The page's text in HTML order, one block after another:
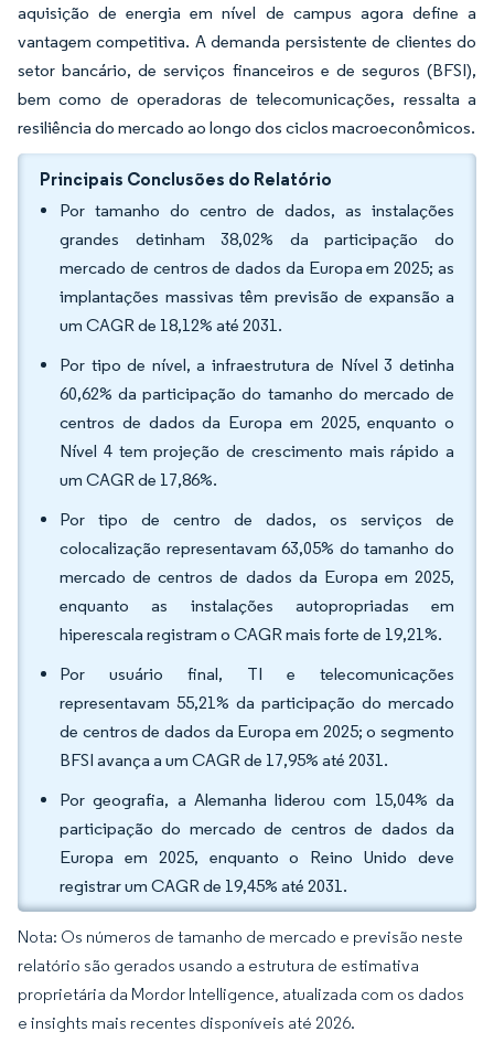
aquisição de energia em nível de campus agora define a
vantagem competitiva. A demanda persistente de clientes do
setor bancário, de serviços financeiros e de seguros (BFSI),
bem como de operadoras de telecomunicações, ressalta a
resiliência do mercado ao longo dos ciclos macroeconômicos.
Principais Conclusões do Relatório
Por tamanho do centro de dados, as instalações
grandes detinham 38,02% da participação do
mercado de centros de dados da Europa em 2025; as
implantações massivas têm previsão de expansão a
um CAGR de 18,12% até 2031.
Por tipo de nível, a infraestrutura de Nível 3 detinha
60,62% da participação do tamanho do mercado de
centros de dados da Europa em 2025, enquanto o
Nível 4 tem projeção de crescimento mais rápido a
um CAGR de 17,86%.
Por tipo de centro de dados, os serviços de
colocalização representavam 63,05% do tamanho do
mercado de centros de dados da Europa em 2025,
enquanto as instalações autopropriadas em
hiperescala registram o CAGR mais forte de 19,21%.
Por usuário final, TI e telecomunicações
representavam 55,21% da participação do mercado
de centros de dados da Europa em 2025; o segmento
BFSI avança a um CAGR de 17,95% até 2031.
Por geografia, a Alemanha liderou com 15,04% da
participação do mercado de centros de dados da
Europa em 2025, enquanto o Reino Unido deve
registrar um CAGR de 19,45% até 2031.
Nota: Os números de tamanho de mercado e previsão neste
relatório são gerados usando a estrutura de estimativa
proprietária da Mordor Intelligence, atualizada com os dados
e insights mais recentes disponíveis até 2026.